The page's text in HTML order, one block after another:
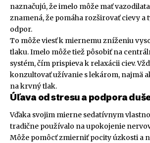
naznačujú, že imelo môže mať
znamená, že pomáha rozširovať cievy a
odpor.
To môže viesť k miernemu zníženiu
tlaku. Imelo môže tiež pôsobiť na
systém, čím prispieva k relaxácii ciev.
konzultovať užívanie s lekárom, najmä
na krvný tlak.
Úľava od stresu a podpora
Vďaka svojim mierne sedatívnym
tradične používalo na upokojenie
Môže pomôcť zmierniť pocity úzkosti a